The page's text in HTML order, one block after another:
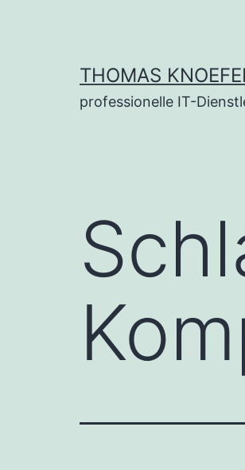
THOMAS
professionelle IT-